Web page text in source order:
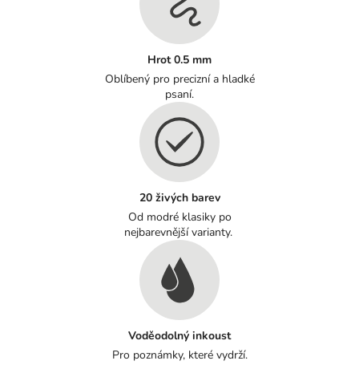
Hrot 0.5 mm
Oblíbený pro precizní a hladké
psaní.
20 živých barev
Od modré klasiky po
nejbarevnější varianty.
Voděodolný inkoust
Pro poznámky, které vydrží.